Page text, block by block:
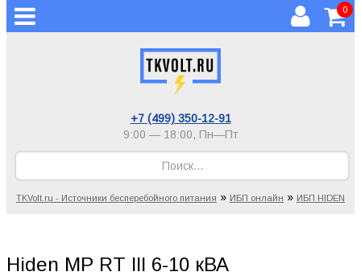
0
+7 (499) 350-12-91
9:00 — 18:00, Пн—Пт
TKVolt.ru - Источники бесперебойного питания » ИБП онлайн » ИБП HIDEN
Hiden MP RT III 6-10 кВА